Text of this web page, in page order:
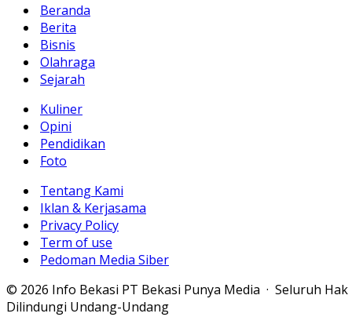
Beranda
Berita
Bisnis
Olahraga
Sejarah
Kuliner
Opini
Pendidikan
Foto
Tentang Kami
Iklan & Kerjasama
Privacy Policy
Term of use
Pedoman Media Siber
© 2026 Info Bekasi PT Bekasi Punya Media · Seluruh Hak
Dilindungi Undang-Undang